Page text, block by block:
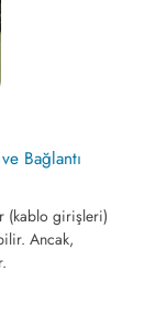
Bağlantı
(kablo girişleri)
Ancak,